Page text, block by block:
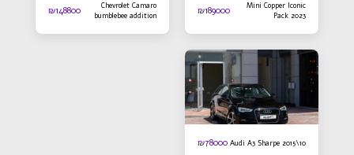
Mini Copper Iconic
Pack 2023
₪189000
Chevrolet Camaro
bumblebee addition
₪148800
Audi A3 Sharpe 2015\10
₪78000